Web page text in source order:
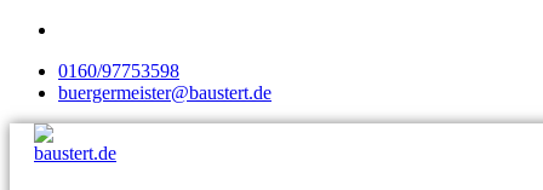
0160/97753598
buergermeister@baustert.de